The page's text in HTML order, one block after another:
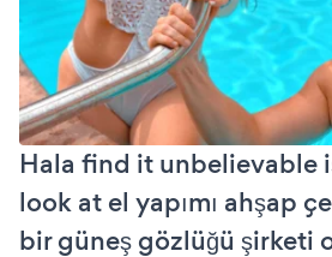
Hala find it unbelievable
look at el yapımı ahşap
bir güneş gözlüğü şirketi